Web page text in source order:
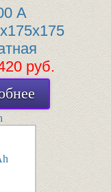
A
руб.